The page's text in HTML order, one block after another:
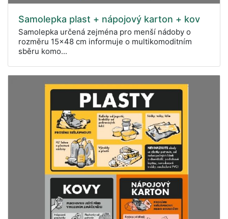
Samolepka plast + nápojový karton + kov
Samolepka určená zejména pro menší nádoby o
rozměru 15x48 cm informuje o multikomoditním
sběru komo...